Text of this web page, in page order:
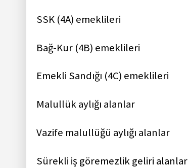
SSK (4A) emeklileri
Bağ-Kur (4B) emeklileri
Emekli Sandığı (4C) emeklileri
Malullük aylığı alanlar
Vazife malullüğü aylığı alanlar
Sürekli iş göremezlik geliri alanlar